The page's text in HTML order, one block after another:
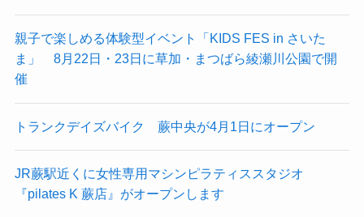
親子で楽しめる体験型イベント「KIDS FES in さいた
ま」 8月22日・23日に草加・まつばら綾瀬川公園で開
催
トランクデイズバイク 蕨中央が4月1日にオープン
JR蕨駅近くに女性専用マシンピラティススタジオ
『pilates K 蕨店』がオープンします